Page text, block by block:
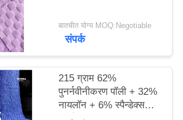
बातचीत योग्य MOQ:Negotiable
संपर्क
215 ग्राम 62%
पुनर्नवीनीकरण पॉली + 32%
नायलॉन + 6% स्पैन्डेक्स